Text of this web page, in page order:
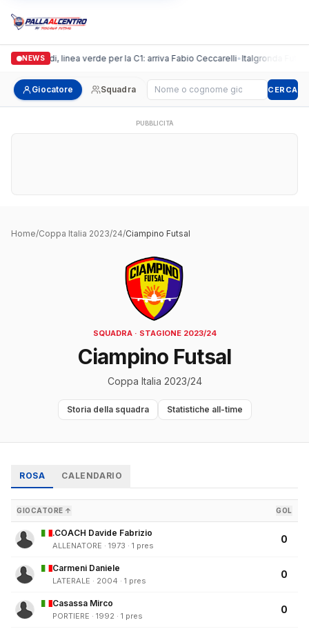
NEWS
Casalguidi, linea verde per la C1: arriva Fabio Ceccarelli•Italgronda Futsal
Giocatore Squadra Cerca giocatore CERCA
PUBBLICITÀ
Home/Coppa Italia 2023/24/Ciampino Futsal
SQUADRA · STAGIONE 2023/24
Ciampino Futsal
Coppa Italia 2023/24
Storia della squadra Statistiche all-time
ROSA CALENDARIO
GIOCATORE ↑ GOL
.COACH Davide Fabrizio
ALLENATORE · 1973 · 1 pres
0
Carmeni Daniele
LATERALE · 2004 · 1 pres
0
Casassa Mirco
PORTIERE · 1992 · 1 pres
0